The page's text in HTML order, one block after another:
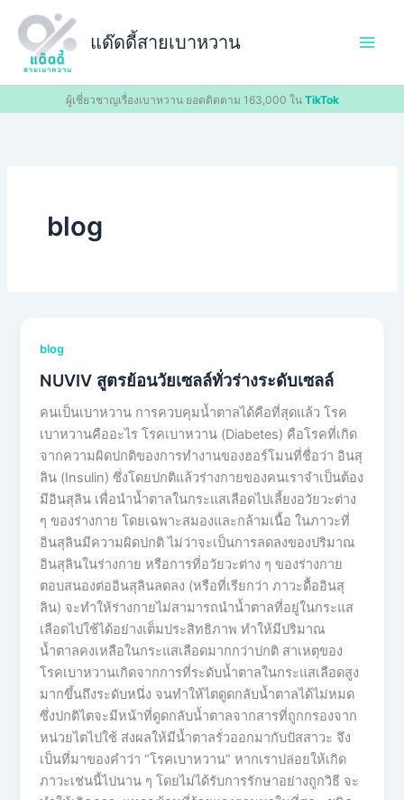
content
แด๊ดดี้สายเบาหวาน
ผู้เชี่ยวชาญเรื่องเบาหวาน ยอดติดตาม 163,000 ใน TikTok
blog
blog
NUVIV สูตรย้อนวัยเซลล์ทั่วร่างระดับเซลล์
คนเป็นเบาหวาน การควบคุมน้ำตาลได้คือที่สุดแล้ว โรค
เบาหวานคืออะไร โรคเบาหวาน (Diabetes) คือโรคที่เกิด
จากความผิดปกติของการทำงานของฮอร์โมนที่ชื่อว่า อินสุ
ลิน (Insulin) ซึ่งโดยปกติแล้วร่างกายของคนเราจำเป็นต้อง
มีอินสุลิน เพื่อนำน้ำตาลในกระแสเลือดไปเลี้ยงอวัยวะต่าง
ๆ ของร่างกาย โดยเฉพาะสมองและกล้ามเนื้อ ในภาวะที่
อินสุลินมีความผิดปกติ ไม่ว่าจะเป็นการลดลงของปริมาณ
อินสุลินในร่างกาย หรือการที่อวัยวะต่าง ๆ ของร่างกาย
ตอบสนองต่ออินสุลินลดลง (หรือที่เรียกว่า ภาวะดื้ออินสุ
ลิน) จะทำให้ร่างกายไม่สามารถนำน้ำตาลที่อยู่ในกระแส
เลือดไปใช้ได้อย่างเต็มประสิทธิภาพ ทำให้มีปริมาณ
น้ำตาลคงเหลือในกระแสเลือดมากกว่าปกติ สาเหตุของ
โรคเบาหวานเกิดจากการที่ระดับน้ำตาลในกระแสเลือดสูง
มากขึ้นถึงระดับหนึ่ง จนทำให้ไตดูดกลับน้ำตาลได้ไม่หมด
ซึ่งปกติไตจะมีหน้าที่ดูดกลับน้ำตาลจากสารที่ถูกกรองจาก
หน่วยไตไปใช้ ส่งผลให้มีน้ำตาลรั่วออกมากับปัสสาวะ จึง
เป็นที่มาของคำว่า “โรคเบาหวาน” หากเราปล่อยให้เกิด
ภาวะเช่นนี้ไปนาน ๆ โดยไม่ได้รับการรักษาอย่างถูกวิธี จะ